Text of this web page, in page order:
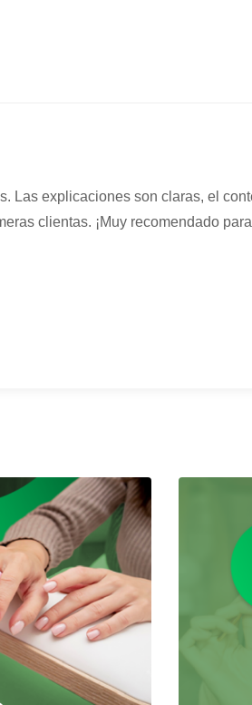
Las explicaciones son claras, el
clientas. ¡Muy recomendado